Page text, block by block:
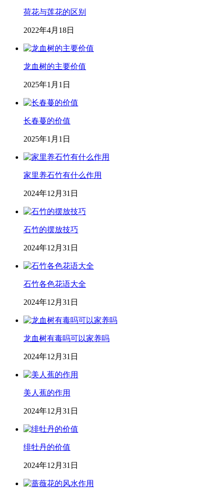
荷花与莲花的区别
2022年4月18日
龙血树的主要价值
2025年1月1日
长春蔓的价值
2025年1月1日
家里养石竹有什么作用
2024年12月31日
石竹的摆放技巧
2024年12月31日
石竹各色花语大全
2024年12月31日
龙血树有毒吗可以家养吗
2024年12月31日
美人蕉的作用
2024年12月31日
绯牡丹的价值
2024年12月31日